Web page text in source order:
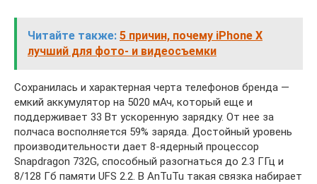
Читайте также: 5 причин, почему iPhone X
лучший для фото- и видеосъемки
Сохранилась и характерная черта телефонов бренда —
емкий аккумулятор на 5020 мАч, который еще и
поддерживает 33 Вт ускоренную зарядку. От нее за
полчаса восполняется 59% заряда. Достойный уровень
производительности дает 8-ядерный процессор
Snapdragon 732G, способный разогнаться до 2.3 ГГц и
8/128 Гб памяти UFS 2.2. В AnTuTu такая связка набирает